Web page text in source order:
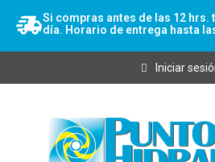
Si compras antes de las 12
día. Horario de entrega hasta
Iniciar